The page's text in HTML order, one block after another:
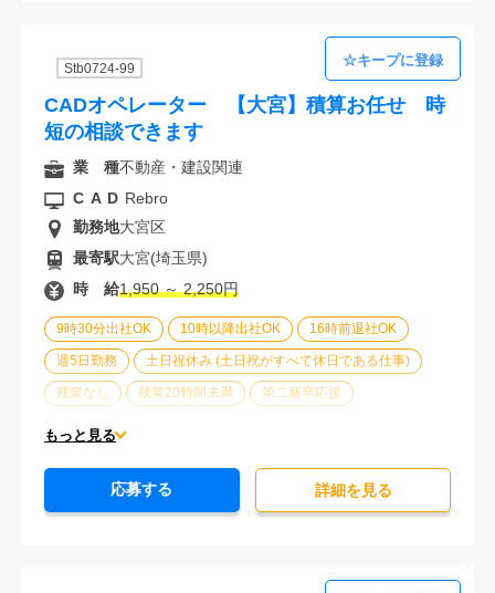
Stb0724-99
CADオペレーター 【大宮】積算お任せ 時
短の相談できます
9時30分出社OK 10時以降出社OK 16時前退社OK
週5日勤務 土日祝休み (土日祝がすべて休日である仕事)
残業なし 残業20時間未満 第二新卒応援
エルダー(40歳以上)応援
派遣スタッフ活躍中 未経験歓迎
もっと見る
業 種不動産・建設関連
CAD Rebro
勤務地大宮区
最寄駅大宮(埼玉県)
時 給1,950 ～ 2,250円
応募する 詳細を⾒る